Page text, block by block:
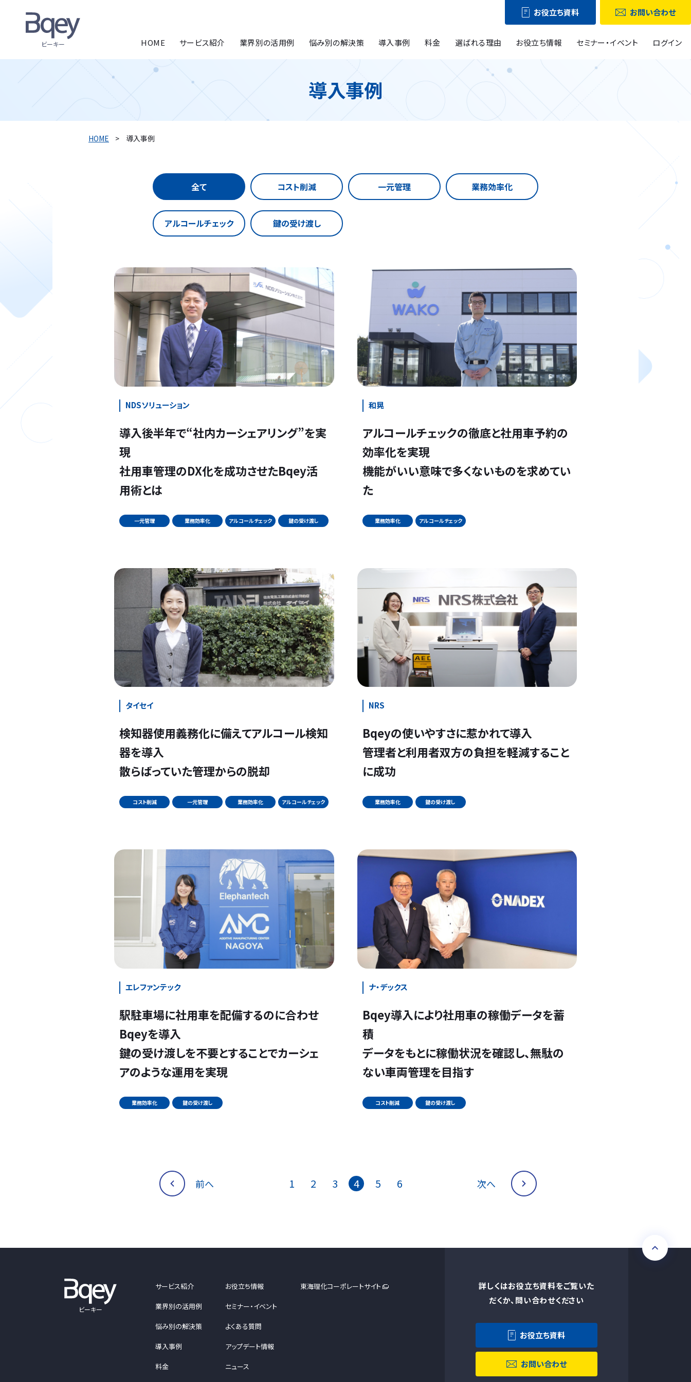
ビーキー
お役立ち資料 お問い合わせ
HOME サービス紹介 業界別の活用例 悩み別の解決策 導入事例 料金 選ばれる理由 お役立ち情報 セミナー・イベント ログイン
導入事例
HOME 導入事例
全て コスト削減 一元管理 業務効率化
アルコールチェック 鍵の受け渡し
NDSソリューション
導入後半年で“社内カーシェアリング”を実
現
社用車管理のDX化を成功させたBqey活
用術とは
一元管理 業務効率化 アルコールチェック 鍵の受け渡し
和晃
アルコールチェックの徹底と社用車予約の
効率化を実現
機能がいい意味で多くないものを求めてい
た
業務効率化 アルコールチェック
タイセイ
検知器使用義務化に備えてアルコール検知
器を導入
散らばっていた管理からの脱却
コスト削減 一元管理 業務効率化 アルコールチェック
NRS
Bqeyの使いやすさに惹かれて導入
管理者と利用者双方の負担を軽減すること
に成功
業務効率化 鍵の受け渡し
エレファンテック
駅駐車場に社用車を配備するのに合わせ
Bqeyを導入
鍵の受け渡しを不要とすることでカーシェ
アのような運用を実現
業務効率化 鍵の受け渡し
ナ・デックス
Bqey導入により社用車の稼働データを蓄
積
データをもとに稼働状況を確認し、無駄の
ない車両管理を目指す
コスト削減 鍵の受け渡し
前へ 次へ
1 2 3 4 5 6
ビーキー
サービス紹介 お役立ち情報
業界別の活用例 セミナー・イベント
悩み別の解決策 よくある質問
導入事例 アップデート情報
料金 ニュース
東海理化コーポレートサイト
詳しくはお役立ち資料をご覧いた
だくか、問い合わせください
お役立ち資料
お問い合わせ